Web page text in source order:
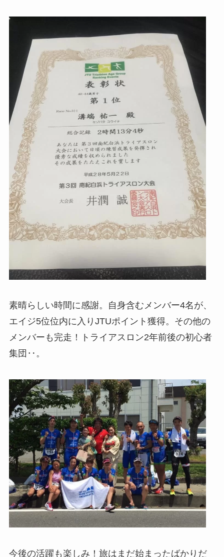
素晴らしい時間に感謝。自身含むメンバー4名が、
エイジ5位位内に入りJTUポイント獲得。その他の
メンバーも完走！トライアスロン2年前後の初心者
集団‥。
今後の活躍も楽しみ！旅はまだ始まったばかりだ